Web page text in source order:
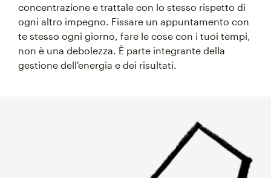
concentrazione e trattale con lo stesso rispetto di
ogni altro impegno. Fissare un appuntamento con
te stesso ogni giorno, fare le cose con i tuoi tempi,
non è una debolezza. È parte integrante della
gestione dell'energia e dei risultati.